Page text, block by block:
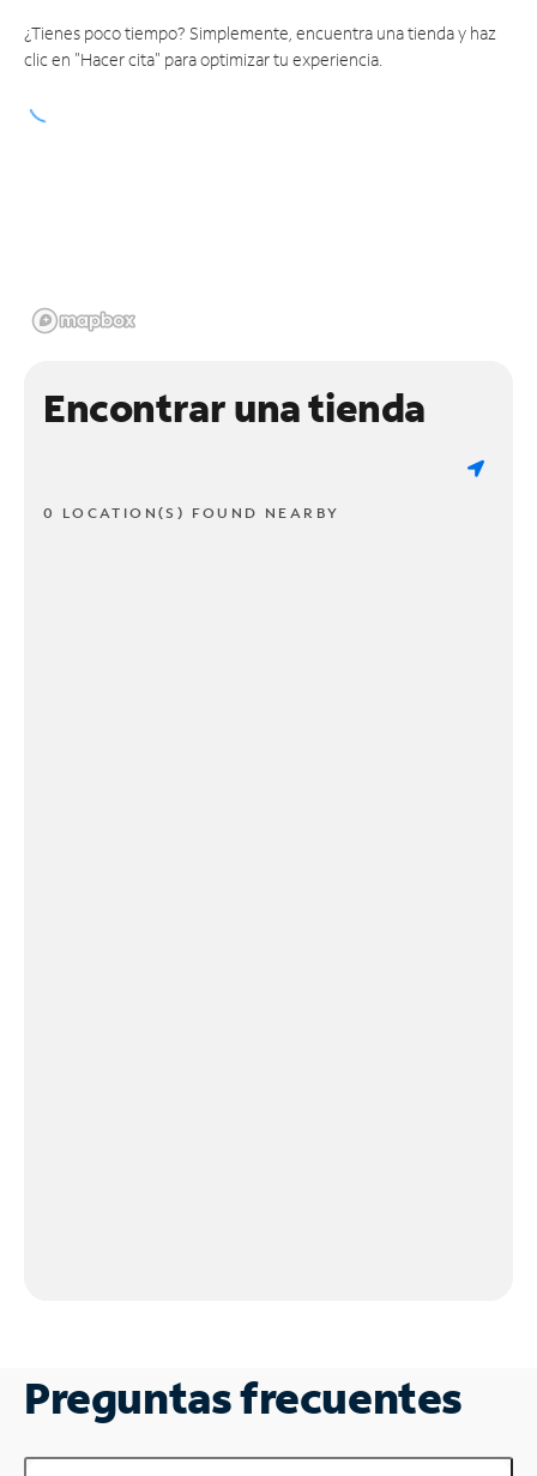
¿Tienes poco tiempo? Simplemente, encuentra una tienda y haz
clic en "Hacer cita" para optimizar tu experiencia.
Encontrar una tienda
0 LOCATION(S) FOUND NEARBY
Preguntas frecuentes